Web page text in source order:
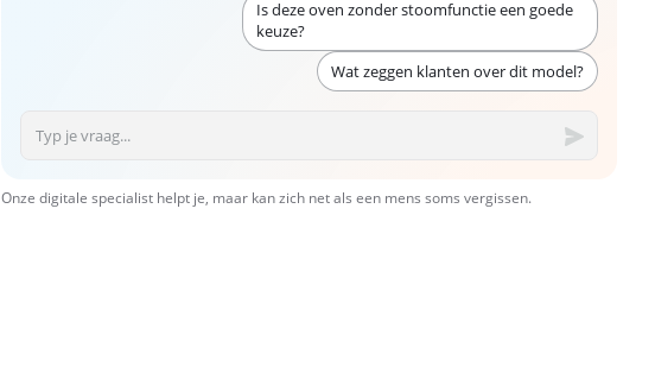
Is deze oven zonder stoomfunctie een goede
keuze?
Wat zeggen klanten over dit model?
Onze digitale specialist helpt je, maar kan zich net als een mens soms vergissen.